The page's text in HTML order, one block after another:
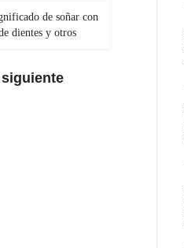
de soñar con
dientes y otros
siguiente